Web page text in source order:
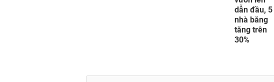
dẫn đầu, 5
nhà băng
tăng trên
30%